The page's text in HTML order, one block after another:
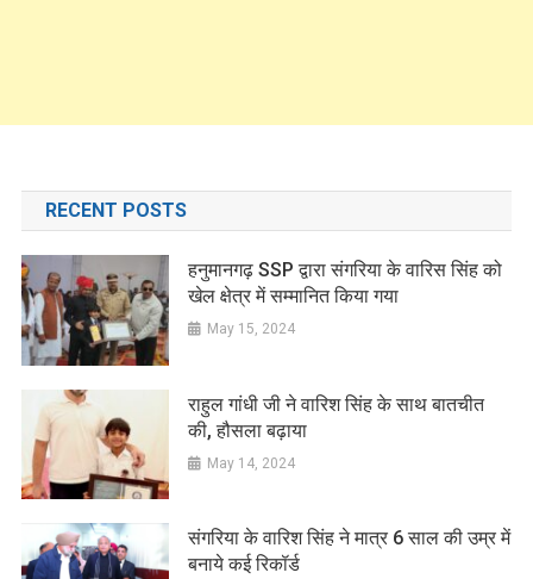
RECENT POSTS
हनुमानगढ़ SSP द्वारा संगरिया के वारिस सिंह को
खेल क्षेत्र में सम्मानित किया गया
May 15, 2024
राहुल गांधी जी ने वारिश सिंह के साथ बातचीत
की, हौसला बढ़ाया
May 14, 2024
संगरिया के वारिश सिंह ने मात्र 6 साल की उम्र में
बनाये कई रिकॉर्ड